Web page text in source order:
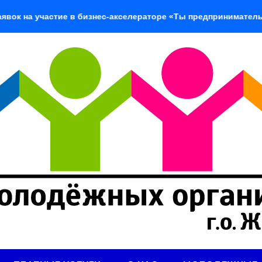
в бизнес-акселераторе «Ты предприниматель»